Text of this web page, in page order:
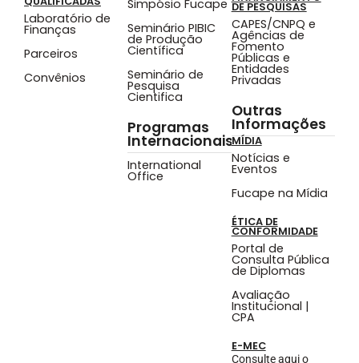
Laboratório de
Finanças
Parceiros
Convênios
Simpósio Fucape
Seminário PIBIC
de Produção
Científica
Seminário de
Pesquisa
Cientifica
Programas
Internacionais
International
Office
DE PESQUISAS
CAPES/CNPQ e
Agências de
Fomento
Públicas e
Entidades
Privadas
Outras
Informações
MÍDIA
Notícias e
Eventos
Fucape na Mídia
ÉTICA DE
CONFORMIDADE
Portal de
Consulta Pública
de Diplomas
Avaliação
Institucional |
CPA
E-MEC
Consulte aqui o